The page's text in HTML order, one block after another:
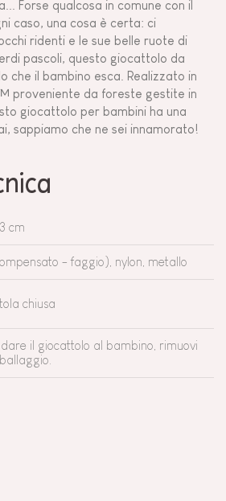
Forse qualcosa in comune con il
caso, una cosa è certa: ci
ridenti e le sue belle ruote di
pascoli, questo giocattolo da
che il bambino esca. Realizzato in
proveniente da foreste gestite in
giocattolo per bambini ha una
sappiamo che ne sei innamorato!
cm
- faggio), nylon, metallo
chiusa
il giocattolo al bambino, rimuovi